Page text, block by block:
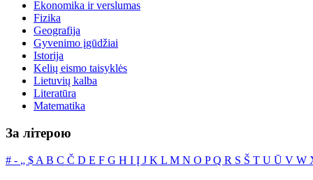
Ekonomika ir verslumas
Fizika
Geografija
Gyvenimo įgūdžiai
Istorija
Kelių eismo taisyklės
Lietuvių kalba
Literatūra
Matematika
За літерою
# ‐ „ $ A B C Č D E F G H I Į J K L M N O PQ R S Š T U Ū V W